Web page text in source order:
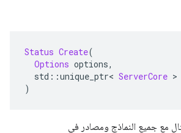
Status Create(
Options options,
std ::unique_ptr< ServerCore >
)
مع جميع النماذج ومصادر في